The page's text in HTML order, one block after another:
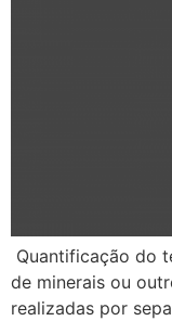
Quantificação do
de minerais ou
realizadas por